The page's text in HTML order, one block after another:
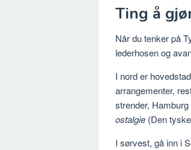
Ting å
Når du tenker på
lederhosen og
I nord er
arrangementer,
strender,
ostalgie (Den
I sørvest, gå inn i